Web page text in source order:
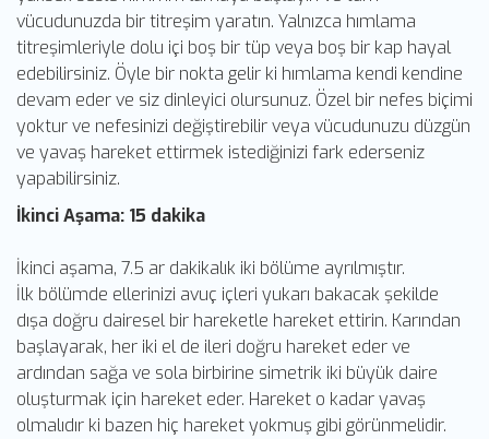
vücudunuzda bir titreşim yaratın. Yalnızca hımlama
titreşimleriyle dolu içi boş bir tüp veya boş bir kap hayal
edebilirsiniz. Öyle bir nokta gelir ki hımlama kendi kendine
devam eder ve siz dinleyici olursunuz. Özel bir nefes biçimi
yoktur ve nefesinizi değiştirebilir veya vücudunuzu düzgün
ve yavaş hareket ettirmek istediğinizi fark ederseniz
yapabilirsiniz.
İkinci Aşama: 15 dakika
İkinci aşama, 7.5 ar dakikalık iki bölüme ayrılmıştır.
İlk bölümde ellerinizi avuç içleri yukarı bakacak şekilde
dışa doğru dairesel bir hareketle hareket ettirin. Karından
başlayarak, her iki el de ileri doğru hareket eder ve
ardından sağa ve sola birbirine simetrik iki büyük daire
oluşturmak için hareket eder. Hareket o kadar yavaş
olmalıdır ki bazen hiç hareket yokmuş gibi görünmelidir.